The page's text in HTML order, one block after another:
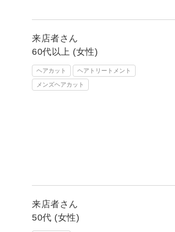
来店者さん
60代以上 (女性)
ヘアカット
ヘアトリートメント
メンズヘアカット
来店者さん
50代 (女性)